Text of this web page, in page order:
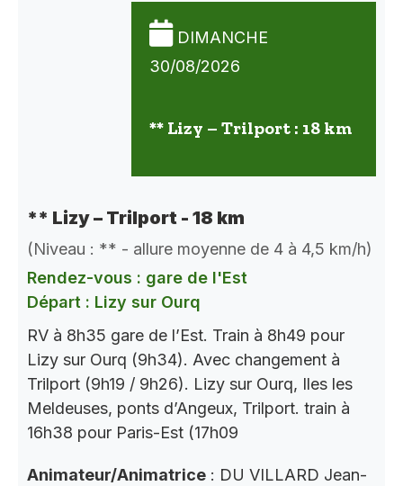
DIMANCHE
30/08/2026
** Lizy – Trilport : 18 km
** Lizy – Trilport - 18 km
(Niveau : ** - allure moyenne de 4 à 4,5 km/h)
Rendez-vous : gare de l'Est
Départ : Lizy sur Ourq
RV à 8h35 gare de l’Est. Train à 8h49 pour
Lizy sur Ourq (9h34). Avec changement à
Trilport (9h19 / 9h26). Lizy sur Ourq, Iles les
Meldeuses, ponts d’Angeux, Trilport. train à
16h38 pour Paris-Est (17h09
Animateur/Animatrice : DU VILLARD Jean-